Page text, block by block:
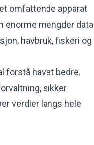
omfattende apparat
enorme mengder data
havbruk, fiskeri og
forstå havet bedre.
sikker
verdier langs hele